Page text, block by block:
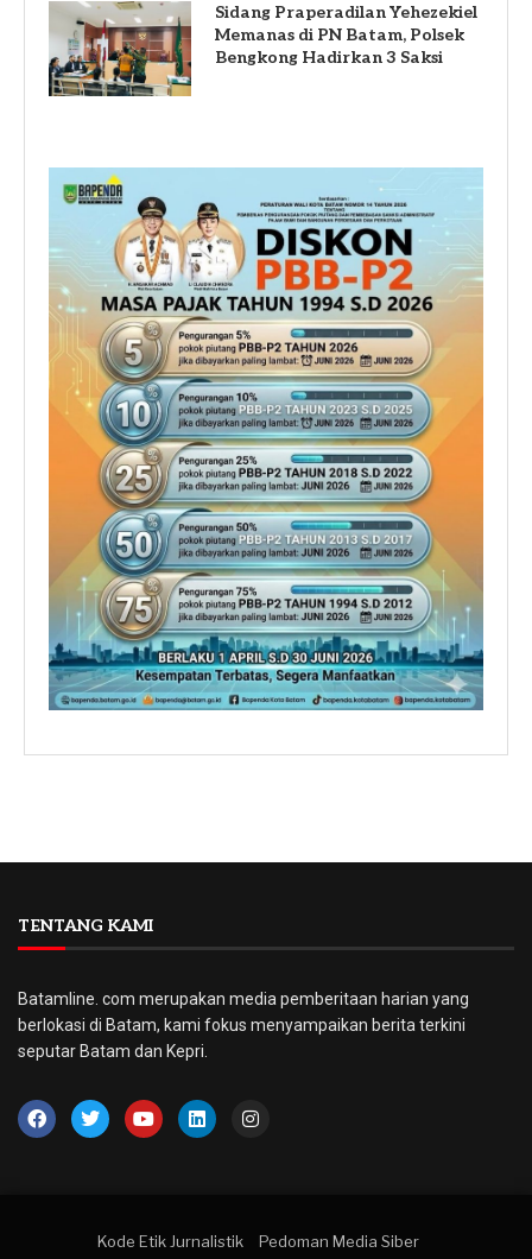
Sidang Praperadilan Yehezekiel
Memanas di PN Batam, Polsek
Bengkong Hadirkan 3 Saksi
TENTANG KAMI
Batamline. com merupakan media pemberitaan harian yang
berlokasi di Batam, kami fokus menyampaikan berita terkini
seputar Batam dan Kepri.
Kode Etik Jurnalistik Pedoman Media Siber